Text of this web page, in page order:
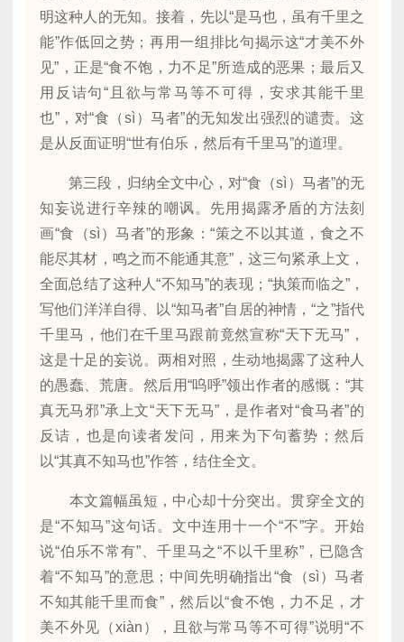
明这种人的无知。接着，先以“是马也，虽有千里之
能”作低回之势；再用一组排比句揭示这“才美不外
见”，正是“食不饱，力不足”所造成的恶果；最后又
用反诘句“且欲与常马等不可得，安求其能千里
也”，对“食（sì）马者”的无知发出强烈的谴责。这
是从反面证明“世有伯乐，然后有千里马”的道理。
第三段，归纳全文中心，对“食（sì）马者”的无
知妄说进行辛辣的嘲讽。先用揭露矛盾的方法刻
画“食（sì）马者”的形象：“策之不以其道，食之不
能尽其材，鸣之而不能通其意”，这三句紧承上文，
全面总结了这种人“不知马”的表现；“执策而临之”，
写他们洋洋自得、以“知马者”自居的神情，“之”指代
千里马，他们在千里马跟前竟然宣称“天下无马”，
这是十足的妄说。两相对照，生动地揭露了这种人
的愚蠢、荒唐。然后用“呜呼”领出作者的感慨：“其
真无马邪”承上文“天下无马”，是作者对“食马者”的
反诘，也是向读者发问，用来为下句蓄势；然后
以“其真不知马也”作答，结住全文。
本文篇幅虽短，中心却十分突出。贯穿全文的
是“不知马”这句话。文中连用十一个“不”字。开始
说“伯乐不常有”、千里马之“不以千里称”，已隐含
着“不知马”的意思；中间先明确指出“食（sì）马者
不知其能千里而食”，然后以“食不饱，力不足，才
美不外见（xiàn），且欲与常马等不可得”说明“不